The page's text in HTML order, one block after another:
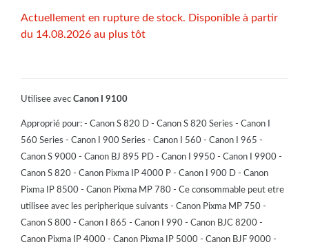
Actuellement en rupture de stock. Disponible à partir
du 14.08.2026 au plus tôt
Utilisee avec Canon I 9100
Approprié pour: - Canon S 820 D - Canon S 820 Series - Canon I
560 Series - Canon I 900 Series - Canon I 560 - Canon I 965 -
Canon S 9000 - Canon BJ 895 PD - Canon I 9950 - Canon I 9900 -
Canon S 820 - Canon Pixma IP 4000 P - Canon I 900 D - Canon
Pixma IP 8500 - Canon Pixma MP 780 - Ce consommable peut etre
utilisee avec les peripherique suivants - Canon Pixma MP 750 -
Canon S 800 - Canon I 865 - Canon I 990 - Canon BJC 8200 -
Canon Pixma IP 4000 - Canon Pixma IP 5000 - Canon BJF 9000 -